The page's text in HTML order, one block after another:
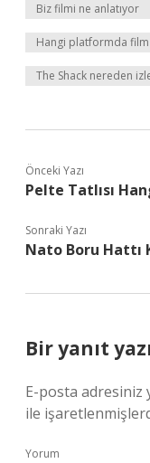
Biz filmi ne anlatıyor
Hangi platformda
The Shack nereden
Önceki Yazı
Pelte Tatlısı
Sonraki Yazı
Nato Boru Hattı
Bir yanıt
E-posta adresiniz
ile
Yorum